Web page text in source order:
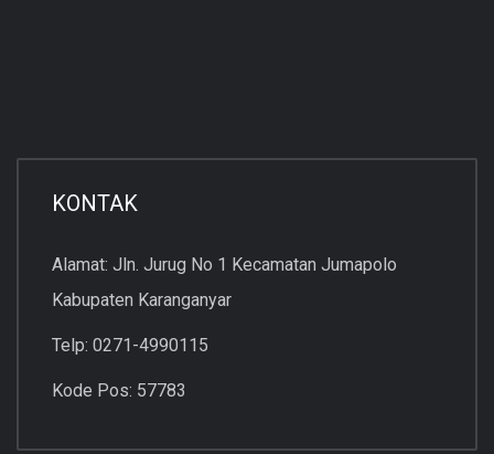
KONTAK
Alamat: Jln. Jurug No 1 Kecamatan Jumapolo
Kabupaten Karanganyar
Telp: 0271-4990115
Kode Pos: 57783